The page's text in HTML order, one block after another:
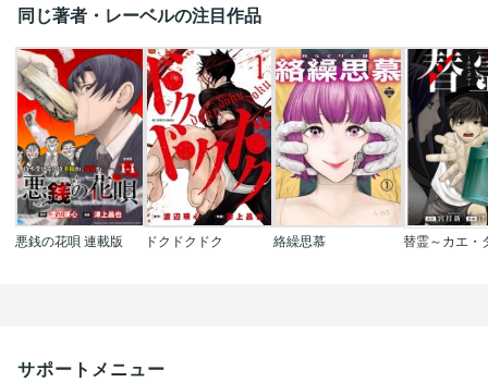
同じ著者・レーベルの注目作品
悪銭の花唄 連載版 ドクドクドク 絡繰思慕
サポートメニュー